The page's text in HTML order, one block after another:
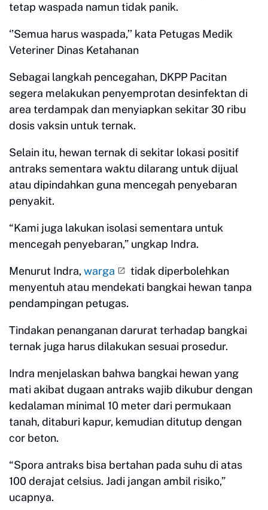
tetap waspada namun tidak panik.
‘’Semua harus waspada,’’ kata Petugas Medik
Veteriner Dinas Ketahanan
Sebagai langkah pencegahan, DKPP Pacitan
segera melakukan penyemprotan desinfektan di
area terdampak dan menyiapkan sekitar 30 ribu
dosis vaksin untuk ternak.
Selain itu, hewan ternak di sekitar lokasi positif
antraks sementara waktu dilarang untuk dijual
atau dipindahkan guna mencegah penyebaran
penyakit.
“Kami juga lakukan isolasi sementara untuk
mencegah penyebaran,” ungkap Indra.
Menurut Indra, warga
tidak diperbolehkan
menyentuh atau mendekati bangkai hewan tanpa
pendampingan petugas.
Tindakan penanganan darurat terhadap bangkai
ternak juga harus dilakukan sesuai prosedur.
Indra menjelaskan bahwa bangkai hewan yang
mati akibat dugaan antraks wajib dikubur dengan
kedalaman minimal 10 meter dari permukaan
tanah, ditaburi kapur, kemudian ditutup dengan
cor beton.
“Spora antraks bisa bertahan pada suhu di atas
100 derajat celsius. Jadi jangan ambil risiko,”
ucapnya.